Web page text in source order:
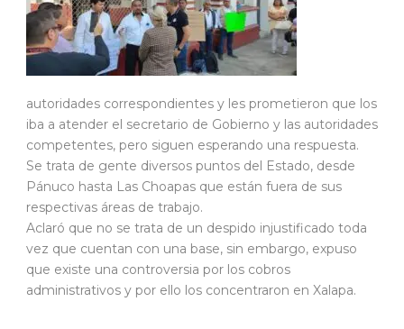
autoridades correspondientes y les prometieron que los
iba a atender el secretario de Gobierno y las autoridades
competentes, pero siguen esperando una respuesta.
Se trata de gente diversos puntos del Estado, desde
Pánuco hasta Las Choapas que están fuera de sus
respectivas áreas de trabajo.
Aclaró que no se trata de un despido injustificado toda
vez que cuentan con una base, sin embargo, expuso
que existe una controversia por los cobros
administrativos y por ello los concentraron en Xalapa.